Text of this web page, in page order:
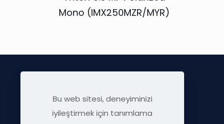
Mono (IMX250MZR/MYR)
Bu web sitesi, deneyiminizi
iyileştirmek için tanımlama